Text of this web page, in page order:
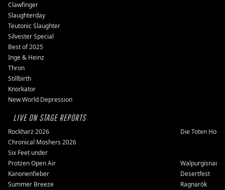
Clawfinger
Slaughterday
Teutonic Slaughter
Silvester Special
Best of 2025
Inge & Heinz
Thron
Stillbirth
Knorkator
New World Depression
LIVE ON STAGE REPORTS
Rockharz 2026
Die Toten
Chronical Moshers 2026
Six Feet under
Protzen Open Air
Walpurgisnacht
Kanonenfieber
Desertfest
Summer Breeze
Ragnarök